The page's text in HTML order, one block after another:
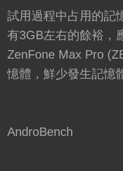
試用過程中占用的記
有3GB左右的餘裕，
ZenFone Max Pro
憶體，鮮少發生記憶
AndroBench